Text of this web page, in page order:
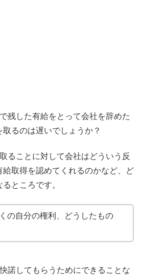
残した有給をとって会社を辞めた
るのは遅いでしょうか？
ることに対して会社はどういう反
給取得を認めてくれるのかなど、ど
ところです。
の自分の権利、どうしたもの
諾してもらうためにできることな